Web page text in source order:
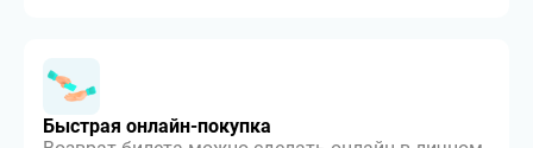
Быстрая онлайн-покупка